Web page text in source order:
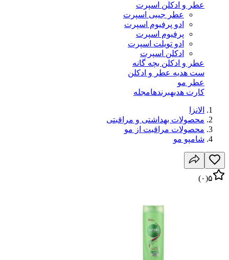
عطر و ادکلن اسپرت
عطر جیبی اسپرت
ادو پرفیوم اسپرت
پرفیوم اسپرت
ادو تویلت اسپرت
ادکلن اسپرت
عطر و ادکلن بچه گانه
ست هدیه عطر و ادکلن
عطر مو
کارت هدیهبرندهامجله
الانزا
محصولات بهداشتی و مراقبتی
محصولات مراقبت از مو
شامپو مو
۵(۰)